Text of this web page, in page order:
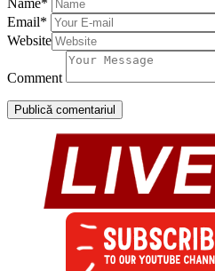
Name*
Email*
Website
Comment